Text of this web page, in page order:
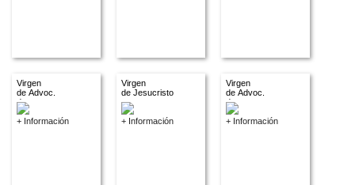
Virgen
de Advoc.
descon.
+ Información
Virgen
de Jesucristo
+ Información
Virgen
de Advoc.
descon.
+ Información